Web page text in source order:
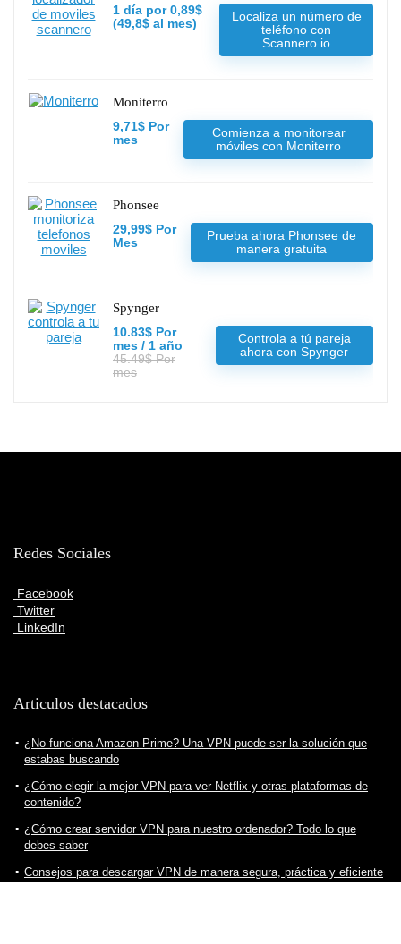
1 día por 0,89$
(49,8$ al mes)
Localiza un número de
teléfono con
Scannero.io
Moniterro
9,71$ Por
mes
Comienza a monitorear
móviles con Moniterro
Phonsee
29,99$ Por
Mes
Prueba ahora Phonsee de
manera gratuita
Spynger
10.83$ Por
mes / 1 año
45.49$ Por
mes
Controla a tú pareja
ahora con Spynger
Redes Sociales
Facebook
Twitter
LinkedIn
Articulos destacados
¿No funciona Amazon Prime? Una VPN puede ser la solución que
estabas buscando
¿Cómo elegir la mejor VPN para ver Netflix y otras plataformas de
contenido?
¿Cómo crear servidor VPN para nuestro ordenador? Todo lo que
debes saber
Consejos para descargar VPN de manera segura, práctica y eficiente